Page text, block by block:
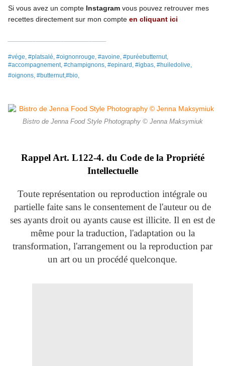
Si vous avez un compte Instagram vous pouvez retrouver mes
recettes directement sur mon compte en cliquant ici
#vége, #platsalé, #oignonrouge, #avoine, #puréebutternut,
#accompagnement, #champignons, #epinard, #igbas, #huiledolive,
#oignons, #butternut,#bio,
Bistro de Jenna Food Style Photography © Jenna Maksymiuk
Rappel Art. L122-4. du Code de la Propriété
Intellectuelle
Toute représentation ou reproduction intégrale ou
partielle faite sans le consentement de l'auteur ou de
ses ayants droit ou ayants cause est illicite. Il en est de
même pour la traduction, l'adaptation ou la
transformation, l'arrangement ou la reproduction par
un art ou un procédé quelconque.